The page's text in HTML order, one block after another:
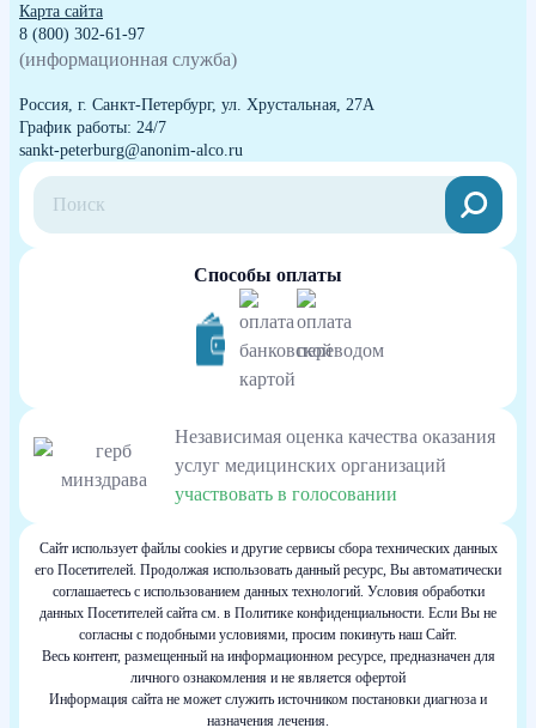
Карта сайта
8 (800) 302-61-97
(информационная служба)
Россия, г. Санкт-Петербург, ул. Хрустальная, 27А
График работы: 24/7
sankt-peterburg@anonim-alco.ru
Способы оплаты
Независимая оценка качества оказания
услуг медицинских организаций
участвовать в голосовании
Сайт использует файлы cookies и другие сервисы сбора технических данных
его Посетителей. Продолжая использовать данный ресурс, Вы автоматически
соглашаетесь с использованием данных технологий. Условия обработки
данных Посетителей сайта см. в Политике конфиденциальности. Если Вы не
согласны с подобными условиями, просим покинуть наш Сайт.
Весь контент, размещенный на информационном ресурсе, предназначен для
личного ознакомления и не является офертой
Информация сайта не может служить источником постановки диагноза и
назначения лечения.